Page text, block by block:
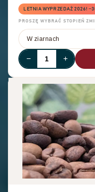
LETNIA WYPRZEDAŻ 2026!
PROSZĘ WYBRAĆ STOPIEŃ
− +